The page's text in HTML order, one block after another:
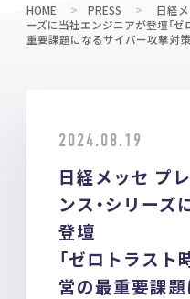
HOME PRESS
日経
ーズに当社エンジニアが登壇「
重要課題になるサイバー攻撃対策
2024.08.19
日経メッセ プ
ンス・シリーズ
登壇
「ゼロトラス
営の最重要課